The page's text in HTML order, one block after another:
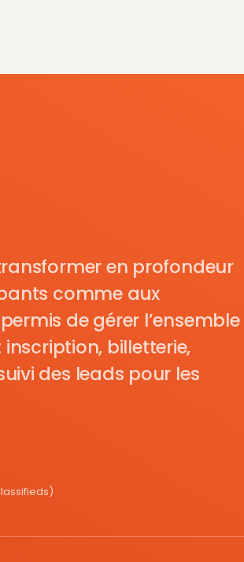
en profondeur
comme aux
de gérer l’ensemble
billetterie,
des leads pour les